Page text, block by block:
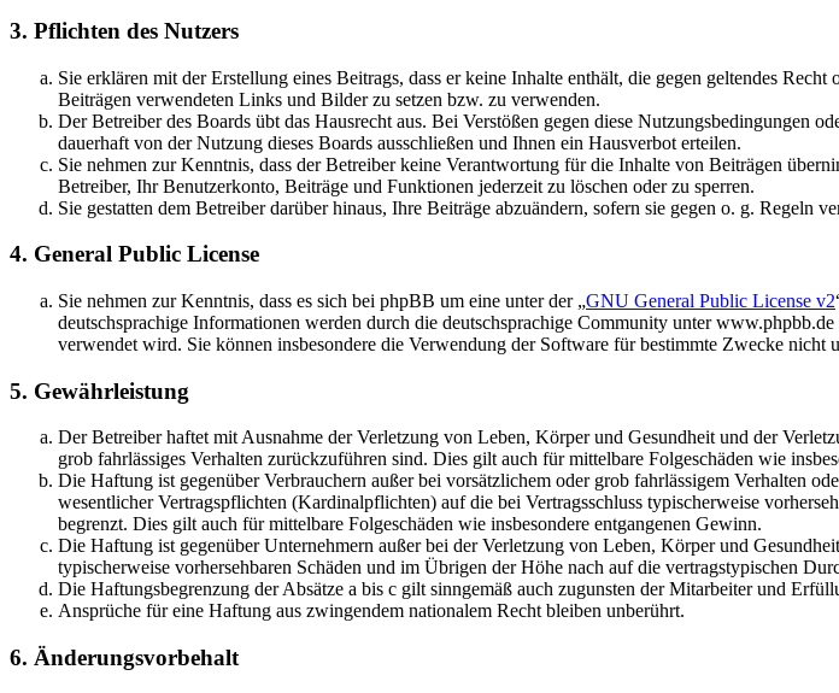
3. Pflichten des Nutzers
Sie erklären mit der Erstellung eines Beitrags, dass er keine Inhalte enthält, die gegen geltendes
Beiträgen verwendeten Links und Bilder zu setzen bzw. zu verwenden.
Der Betreiber des Boards übt das Hausrecht aus. Bei Verstößen gegen diese Nutzungsbedingungen
dauerhaft von der Nutzung dieses Boards ausschließen und Ihnen ein Hausverbot erteilen.
Sie nehmen zur Kenntnis, dass der Betreiber keine Verantwortung für die Inhalte von Beiträgen
Betreiber, Ihr Benutzerkonto, Beiträge und Funktionen jederzeit zu löschen oder zu sperren.
Sie gestatten dem Betreiber darüber hinaus, Ihre Beiträge abzuändern, sofern sie gegen o. g. Regeln
4. General Public License
Sie nehmen zur Kenntnis, dass es sich bei phpBB um eine unter der „GNU General Public License v2
deutschsprachige Informationen werden durch die deutschsprachige Community unter
verwendet wird. Sie können insbesondere die Verwendung der Software für bestimmte Zwecke nicht
5. Gewährleistung
Der Betreiber haftet mit Ausnahme der Verletzung von Leben, Körper und Gesundheit und der
grob fahrlässiges Verhalten zurückzuführen sind. Dies gilt auch für mittelbare Folgeschäden wie
Die Haftung ist gegenüber Verbrauchern außer bei vorsätzlichem oder grob fahrlässigem Verhalten
wesentlicher Vertragspflichten (Kardinalpflichten) auf die bei Vertragsschluss typischerweise
begrenzt. Dies gilt auch für mittelbare Folgeschäden wie insbesondere entgangenen Gewinn.
Die Haftung ist gegenüber Unternehmern außer bei der Verletzung von Leben, Körper und
typischerweise vorhersehbaren Schäden und im Übrigen der Höhe nach auf die vertragstypischen
Die Haftungsbegrenzung der Absätze a bis c gilt sinngemäß auch zugunsten der Mitarbeiter und
Ansprüche für eine Haftung aus zwingendem nationalem Recht bleiben unberührt.
6. Änderungsvorbehalt